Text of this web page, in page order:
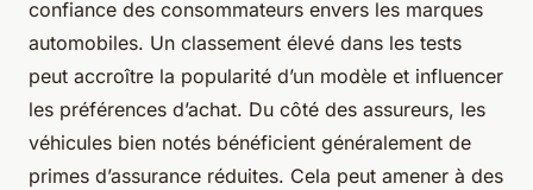
confiance des consommateurs envers les marques
automobiles. Un classement élevé dans les tests
peut accroître la popularité d’un modèle et influencer
les préférences d’achat. Du côté des assureurs, les
véhicules bien notés bénéficient généralement de
primes d’assurance réduites. Cela peut amener à des